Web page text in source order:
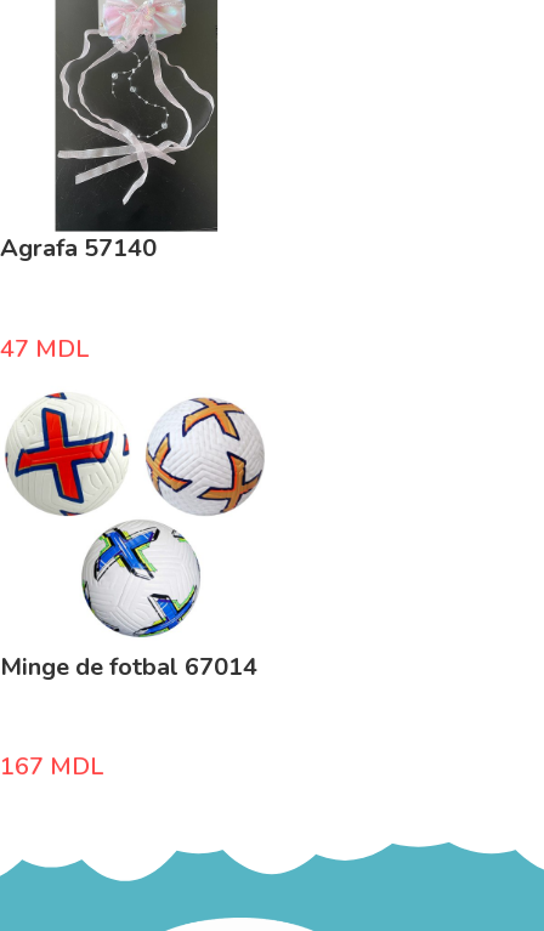
Agrafa 57140
47 MDL
Minge de fotbal 67014
167 MDL